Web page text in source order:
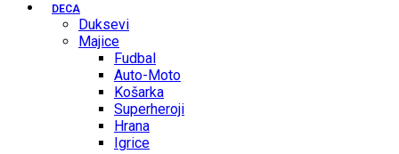
DECA
Duksevi
Majice
Fudbal
Auto-Moto
Košarka
Superheroji
Hrana
Igrice